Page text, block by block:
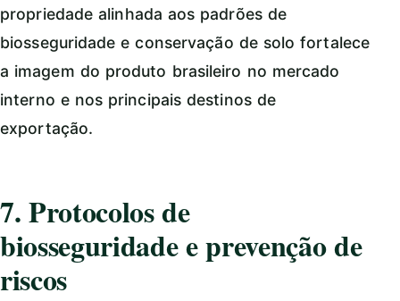
propriedade alinhada aos padrões de
biosseguridade e conservação de solo fortalece
a imagem do produto brasileiro no mercado
interno e nos principais destinos de
exportação.
7. Protocolos de
biosseguridade e prevenção de
riscos